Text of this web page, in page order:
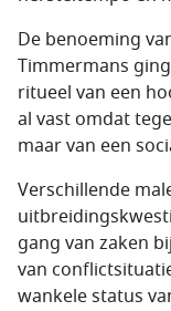
De benoeming
Timmermans
ritueel van een
al vast omdat
maar van een
Verschillende
gang van zaken
van
wankele status